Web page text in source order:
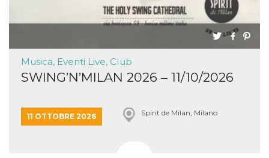
Musica, Eventi Live, Club
SWING’N’MILAN 2026 – 11/10/2026
11 OTTOBRE 2026 Spirit de Milan, Milano